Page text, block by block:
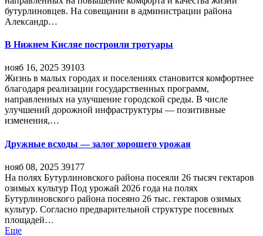
бутурлиновцев. На совещании в администрации района
Александр…
В Нижнем Кисляе построили тротуары
нояб 16, 2025 39103
Жизнь в малых городах и поселениях становится комфортнее
благодаря реализации государственных программ,
направленных на улучшение городской среды. В числе
улучшений дорожной инфраструктуры — позитивные
изменения,…
Дружные всходы — залог хорошего урожая
нояб 08, 2025 39177
На полях Бутурлиновского района посеяли 26 тысяч гектаров
озимых культур Под урожай 2026 года на полях
Бутурлиновского района посеяно 26 тыс. гектаров озимых
культур. Согласно предварительной структуре посевных
площадей…
Еще